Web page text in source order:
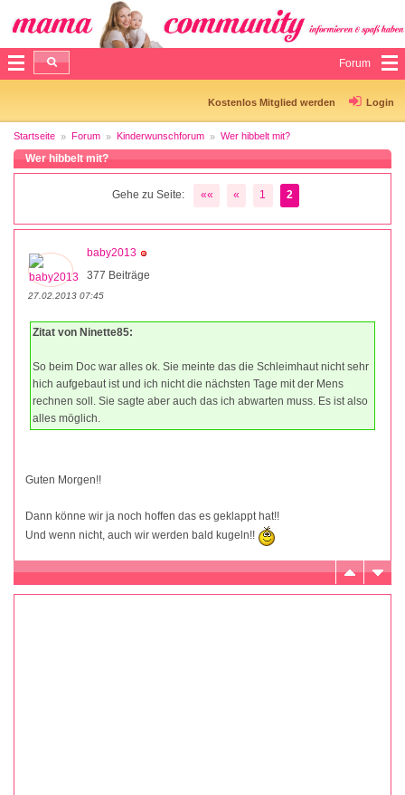
Forum
Kostenlos Mitglied werden Login
Startseite Forum Kinderwunschforum Wer hibbelt mit?
Wer hibbelt mit?
Gehe zu Seite: «« « 1 2
baby2013
377 Beiträge
27.02.2013 07:45
Zitat von Ninette85:
So beim Doc war alles ok. Sie meinte das die Schleimhaut nicht sehr
hich aufgebaut ist und ich nicht die nächsten Tage mit der Mens
rechnen soll. Sie sagte aber auch das ich abwarten muss. Es ist also
alles möglich.
Guten Morgen!!
Dann könne wir ja noch hoffen das es geklappt hat!!
Und wenn nicht, auch wir werden bald kugeln!!